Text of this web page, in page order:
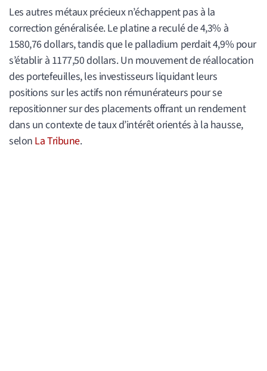
Les autres métaux précieux n’échappent pas à la
correction généralisée. Le platine a reculé de 4,3% à
1580,76 dollars, tandis que le palladium perdait 4,9% pour
s’établir à 1177,50 dollars. Un mouvement de réallocation
des portefeuilles, les investisseurs liquidant leurs
positions sur les actifs non rémunérateurs pour se
repositionner sur des placements offrant un rendement
dans un contexte de taux d’intérêt orientés à la hausse,
selon La Tribune.